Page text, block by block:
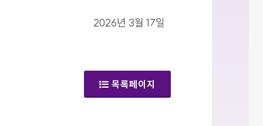
2026년 3월 17일
목록페이지